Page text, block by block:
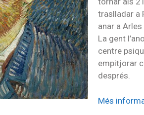
traslladar a
anar a
La gent
centre
empitjorar
després.
Més